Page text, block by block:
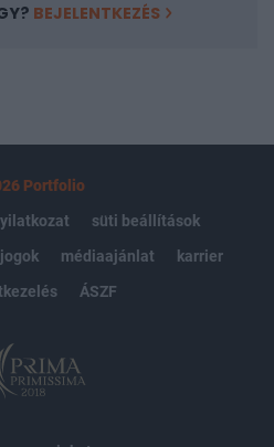
BEJELENTKEZÉS
Portfolio
süti beállítások
médiaajánlat
karrier
ÁSZF